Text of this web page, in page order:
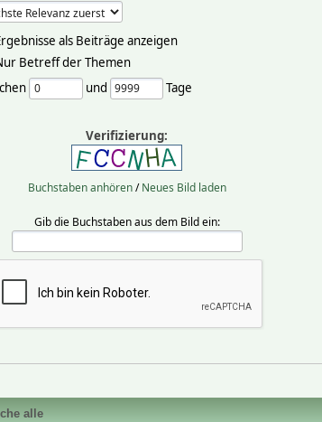
als Beiträge anzeigen
Betreff der Themen
und Tage
Verifizierung:
Buchstaben anhören/Neues Bild laden
Gib die Buchstaben aus dem Bild ein:
alle